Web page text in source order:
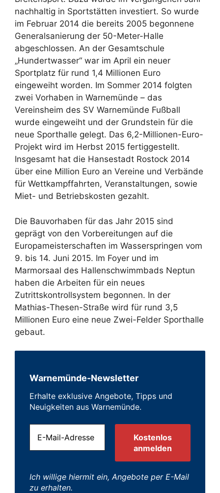
nachhaltig in Sportstätten investiert. So wurde
im Februar 2014 die bereits 2005 begonnene
Generalsanierung der 50-Meter-Halle
abgeschlossen. An der Gesamtschule
„Hundertwasser“ war im April ein neuer
Sportplatz für rund 1,4 Millionen Euro
eingeweiht worden. Im Sommer 2014 folgten
zwei Vorhaben in Warnemünde – das
Vereinsheim des SV Warnemünde Fußball
wurde eingeweiht und der Grundstein für die
neue Sporthalle gelegt. Das 6,2-Millionen-Euro-
Projekt wird im Herbst 2015 fertiggestellt.
Insgesamt hat die Hansestadt Rostock 2014
über eine Million Euro an Vereine und Verbände
für Wettkampffahrten, Veranstaltungen, sowie
Miet- und Betriebskosten gezahlt.
Die Bauvorhaben für das Jahr 2015 sind
geprägt von den Vorbereitungen auf die
Europameisterschaften im Wasserspringen vom
9. bis 14. Juni 2015. Im Foyer und im
Marmorsaal des Hallenschwimmbads Neptun
haben die Arbeiten für ein neues
Zutrittskontrollsystem begonnen. In der
Mathias-Thesen-Straße wird für rund 3,5
Millionen Euro eine neue Zwei-Felder Sporthalle
gebaut.
Warnemünde-Newsletter
Erhalte exklusive Angebote, Tipps und
Neuigkeiten aus Warnemünde.
Ich willige hiermit ein, Angebote per E-Mail
zu erhalten.